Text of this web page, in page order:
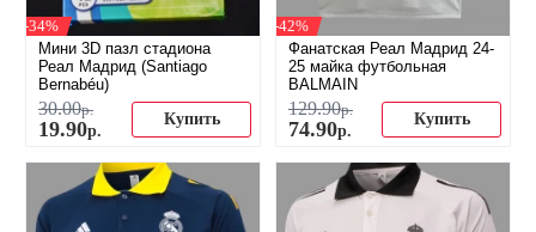
-34%
Мини 3D пазл стадиона
Реал Мадрид (Santiago
Bernabéu)
30.00р.
19.90р.
Купить
-42%
Фанатская Реал Мадрид 24-
25 майка футбольная
BALMAIN
129.90р.
74.90р.
Купить